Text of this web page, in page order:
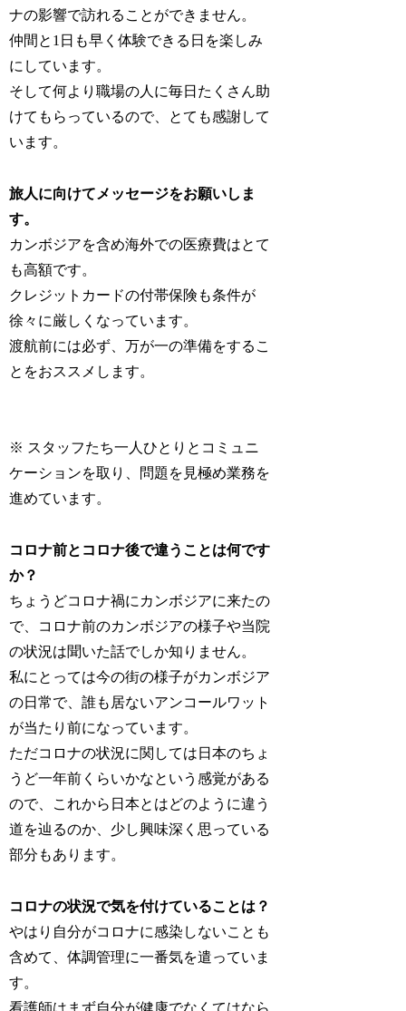
ナの影響で訪れることができません。
仲間と1日も早く体験できる日を楽しみ
にしています。
そして何より職場の人に毎日たくさん助
けてもらっているので、とても感謝して
います。
旅人に向けてメッセージをお願いしま
す。
カンボジアを含め海外での医療費はとて
も高額です。
クレジットカードの付帯保険も条件が
徐々に厳しくなっています。
渡航前には必ず、万が一の準備をするこ
とをおススメします。
※ スタッフたち一人ひとりとコミュニ
ケーションを取り、問題を見極め業務を
進めています。
コロナ前とコロナ後で違うことは何です
か？
ちょうどコロナ禍にカンボジアに来たの
で、コロナ前のカンボジアの様子や当院
の状況は聞いた話でしか知りません。
私にとっては今の街の様子がカンボジア
の日常で、誰も居ないアンコールワット
が当たり前になっています。
ただコロナの状況に関しては日本のちょ
うど一年前くらいかなという感覚がある
ので、これから日本とはどのように違う
道を辿るのか、少し興味深く思っている
部分もあります。
コロナの状況で気を付けていることは？
やはり自分がコロナに感染しないことも
含めて、体調管理に一番気を遣っていま
す。
看護師はまず自分が健康でなくてはなら